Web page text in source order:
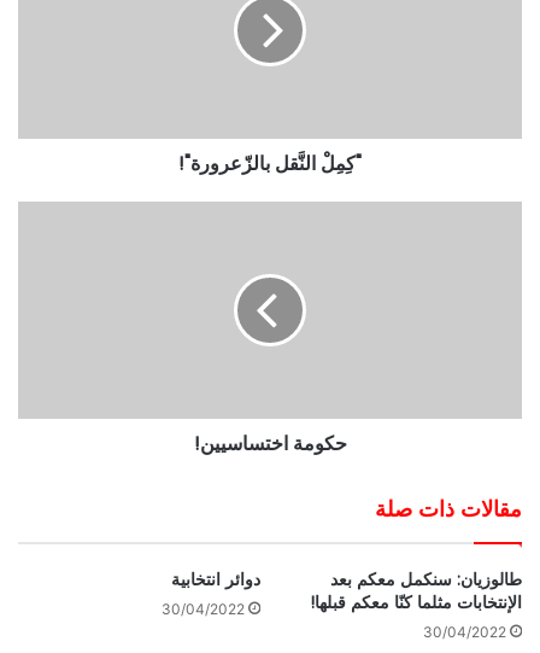
"كِمِلْ النَّقل بالزّعرورة"!
حكومة اختساسيين!
مقالات ذات صلة
طالوزيان: سنكمل معكم بعد
الإنتخابات مثلما كنّا معكم قبلها!
30/04/2022
دوائر انتخابية
30/04/2022